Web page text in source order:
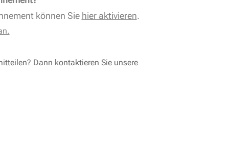
können Sie hier aktivieren.
Dann kontaktieren Sie unsere